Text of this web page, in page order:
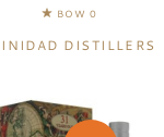
BOW 0
DISTILLERS